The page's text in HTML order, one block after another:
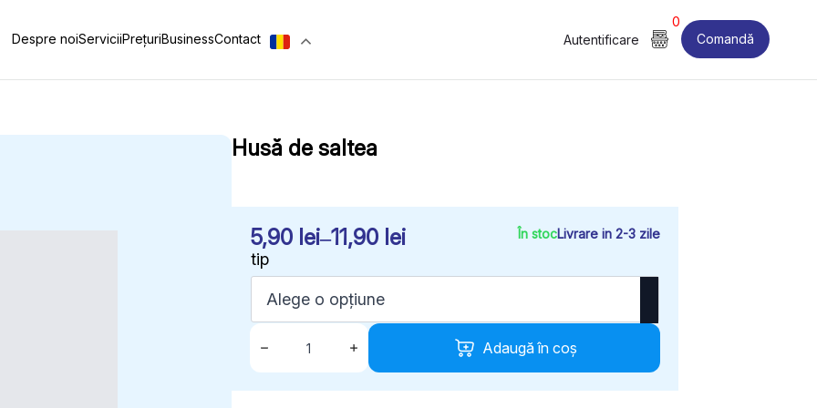
Despre noiServiciiPrețuriBusinessContact Autentificare
0
Comandă
Husă de saltea
5,90 lei–11,90 lei
Interval
de
prețuri:
5,90 lei
până
la
În stocLivrare in 2-3 zile
tip
Cantitate
Husă
saltea
Adaugă în coș